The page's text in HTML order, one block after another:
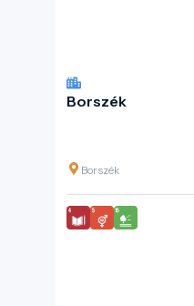
Borszék
Borszék